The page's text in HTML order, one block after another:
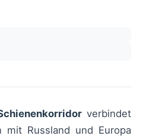
verbindet
mit Russland und Europa